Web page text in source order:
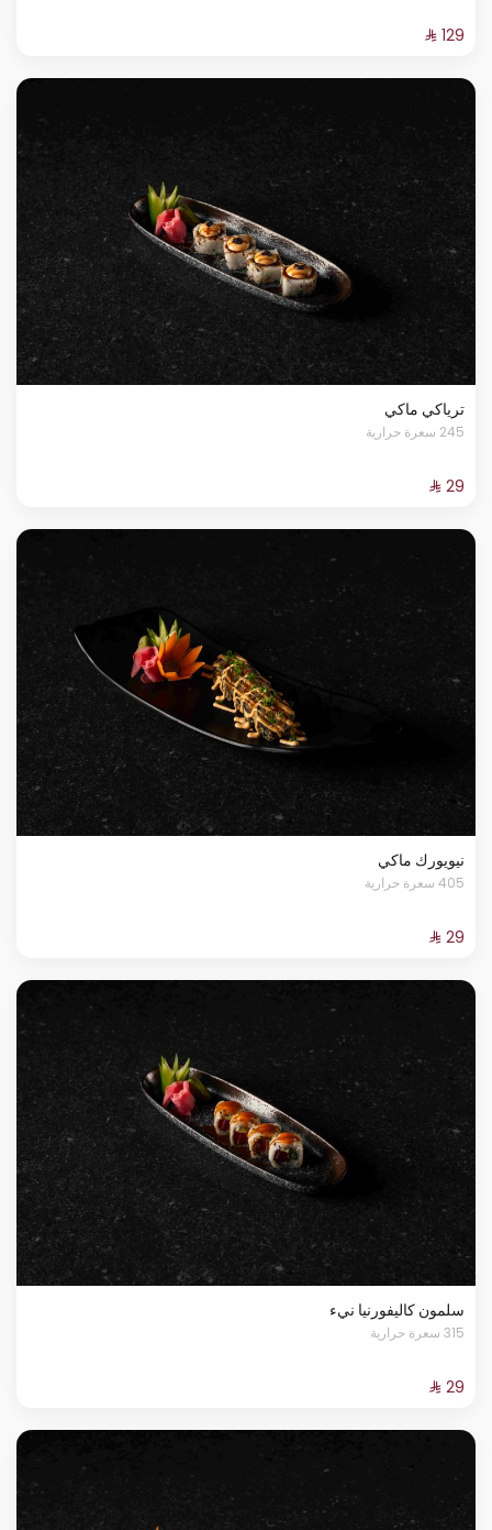
ترياكي ماكي
245 سعرة حرارية
نيويورك ماكي
405 سعرة حرارية
سلمون كاليفورنيا نيء
315 سعرة حرارية